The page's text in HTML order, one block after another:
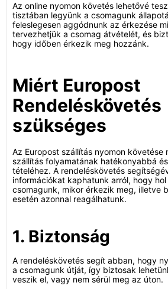
Az online nyomon követés lehetővé
tisztában legyünk a csomagunk
feleslegesen aggódnunk az érkezése
tervezhetjük a csomag átvételét, és
hogy időben érkezik meg hozzánk.
Miért Europost
Rendeléskövetés
szükséges
Az Europost szállítás nyomon követése
szállítás folyamatának hatékonyabbá
tételéhez. A rendeléskövetés
információkat kaphatunk arról, hogy
csomagunk, mikor érkezik meg, illetve
esetén azonnal reagálhatunk.
1. Biztonság
A rendeléskövetés segít abban, hogy
a csomagunk útját, így biztosak
veszik el, vagy nem sérül meg az úton.